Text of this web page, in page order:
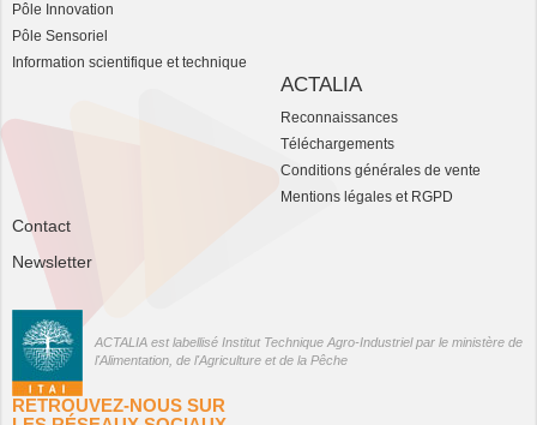
Pôle Innovation
Pôle Sensoriel
Information scientifique et technique
ACTALIA
Reconnaissances
Téléchargements
Conditions générales de vente
Mentions légales et RGPD
Contact
Newsletter
ACTALIA est labellisé Institut Technique Agro-Industriel par le ministère de
l'Alimentation, de l'Agriculture et de la Pêche
RETROUVEZ-NOUS SUR